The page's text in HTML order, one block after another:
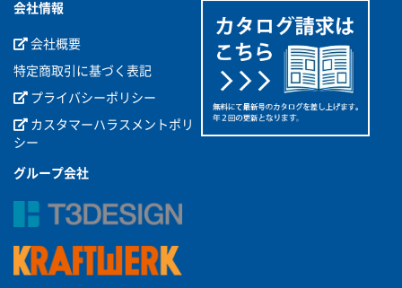
会社情報
会社概要
特定商取引に基づく表記
プライバシーポリシー
カスタマーハラスメントポリ
シー
グループ会社